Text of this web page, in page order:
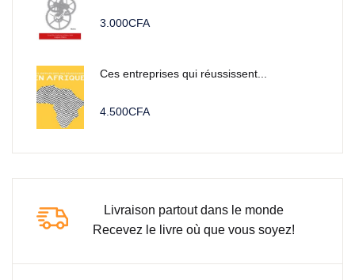
3.000CFA
Ces entreprises qui réussissent...
4.500CFA
Livraison partout dans le monde
Recevez le livre où que vous soyez!